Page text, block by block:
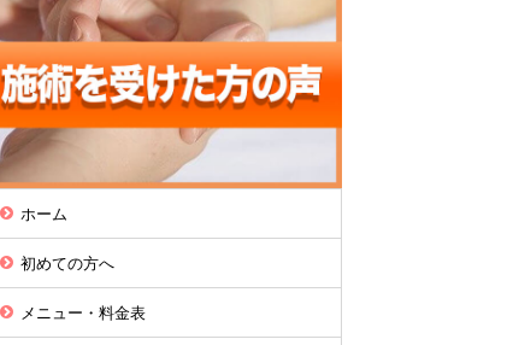
ホーム
初めての方へ
メニュー・料金表